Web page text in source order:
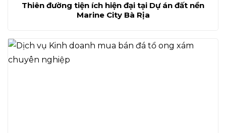
Thiên đường tiện ích hiện đại tại Dự án đất nền
Marine City Bà Rịa